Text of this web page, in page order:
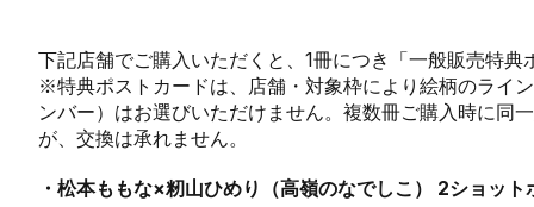
下記店舗でご購入いただくと、1冊につき「一般販売特典
※特典ポストカードは、店舗・対象枠により絵柄のライ
ンバー）はお選びいただけません。複数冊ご購入時に同
が、交換は承れません。
・松本ももな×籾山ひめり（高嶺のなでしこ） 2ショット